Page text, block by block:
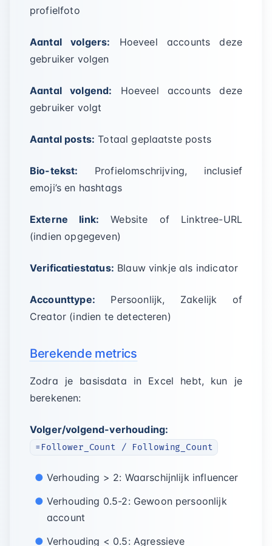
profielfoto
Aantal volgers: Hoeveel accounts deze
gebruiker volgen
Aantal volgend: Hoeveel accounts deze
gebruiker volgt
Aantal posts: Totaal geplaatste posts
Bio-tekst: Profielomschrijving, inclusief
emoji’s en hashtags
Externe link: Website of Linktree-URL
(indien opgegeven)
Verificatiestatus: Blauw vinkje als indicator
Accounttype: Persoonlijk, Zakelijk of
Creator (indien te detecteren)
Berekende metrics
Zodra je basisdata in Excel hebt, kun je
berekenen:
Volger/volgend-verhouding:
=Follower_Count / Following_Count
Verhouding > 2: Waarschijnlijk influencer
Verhouding 0.5-2: Gewoon persoonlijk
account
Verhouding < 0.5: Agressieve